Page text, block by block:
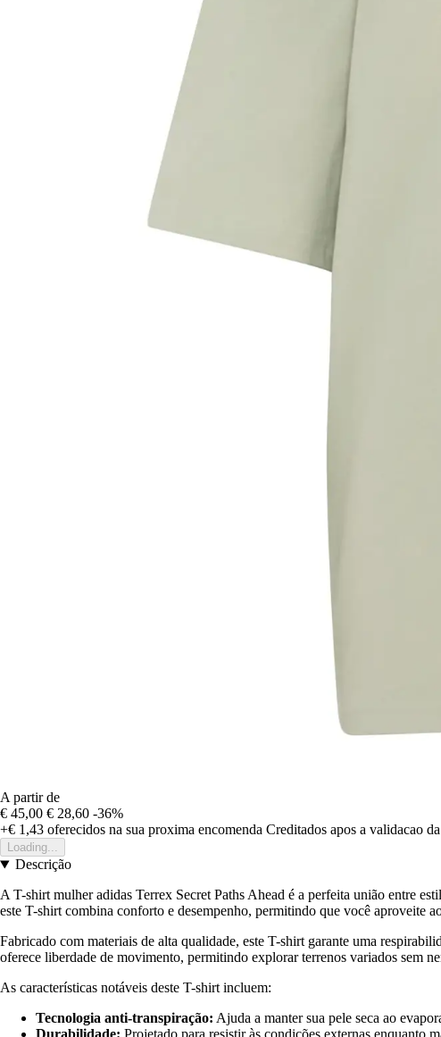
A partir de
€ 45,00 € 28,60 -36%
+€ 1,43 oferecidos na sua proxima encomenda Creditados apos a validacao
Loading...
Descrição
A T-shirt mulher adidas Terrex Secret Paths Ahead é a perfeita união entre
este T-shirt combina conforto e desempenho, permitindo que você aproveite
Fabricado com materiais de alta qualidade, este T-shirt garante uma
oferece liberdade de movimento, permitindo explorar terrenos variados sem
As características notáveis deste T-shirt incluem:
Tecnologia anti-transpiração: Ajuda a manter sua pele seca ao